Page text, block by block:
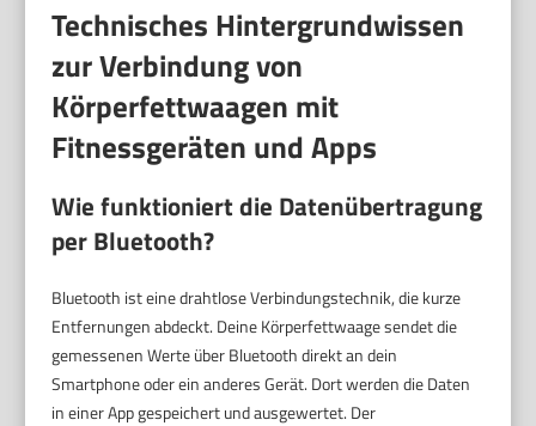
Technisches Hintergrundwissen
zur Verbindung von
Körperfettwaagen mit
Fitnessgeräten und Apps
Wie funktioniert die Datenübertragung
per Bluetooth?
Bluetooth ist eine drahtlose Verbindungstechnik, die kurze
Entfernungen abdeckt. Deine Körperfettwaage sendet die
gemessenen Werte über Bluetooth direkt an dein
Smartphone oder ein anderes Gerät. Dort werden die Daten
in einer App gespeichert und ausgewertet. Der